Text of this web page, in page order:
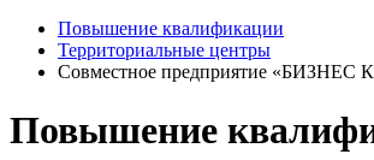
Повышение квалификации
Территориальные центры
Совместное предприятие «БИЗНЕС
Повышение